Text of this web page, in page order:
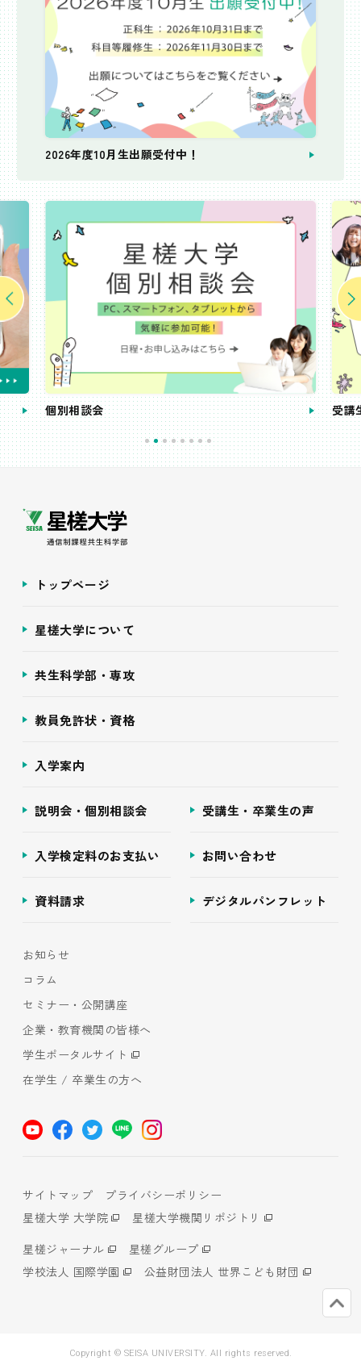
2026年度10月生出願受付中！
個別相談会 受講
トップページ
星槎大学について
共生科学部・専攻
教員免許状・資格
入学案内
説明会・個別相談会 受講生・卒業生の声
入学検定料のお支払い お問い合わせ
資料請求 デジタルパンフレット
お知らせ
コラム
セミナー・公開講座
企業・教育機関の皆様へ
学生ポータルサイト
在学生 / 卒業生の方へ
サイトマップ
プライバシーポリシー
星槎大学 大学院
星槎大学機関リポジトリ
星槎ジャーナル
星槎グループ
学校法人 国際学園
公益財団法人 世界こども財団
Copyright © SEISA UNIVERSITY. All rights reserved.